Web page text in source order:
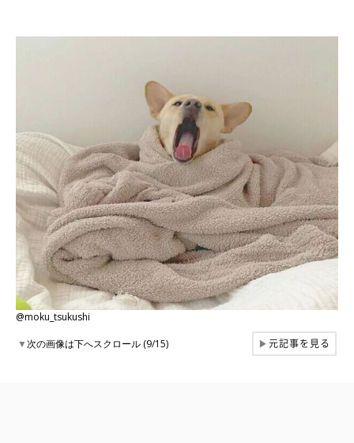
@moku_tsukushi
▼次の画像は下へスクロール (9/15) ▶元記事を見る